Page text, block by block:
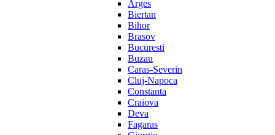
Arges
Biertan
Bihor
Brasov
Bucuresti
Buzau
Caras-Severin
Cluj-Napoca
Constanta
Craiova
Deva
Fagaras